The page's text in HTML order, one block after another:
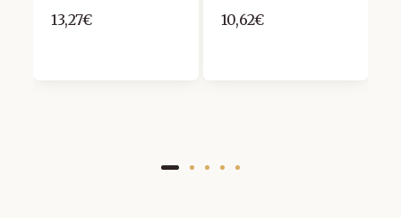
13,27€ 10,62€